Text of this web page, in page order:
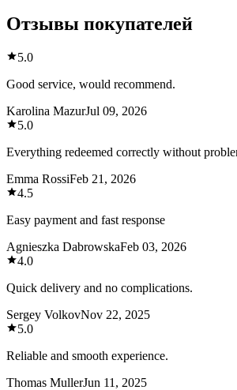
Отзывы покупателей
5.0
Good service, would recommend.
Karolina MazurJul 09, 2026
5.0
Everything redeemed correctly without
Emma RossiFeb 21, 2026
4.5
Easy payment and fast response
Agnieszka DabrowskaFeb 03, 2026
4.0
Quick delivery and no complications.
Sergey VolkovNov 22, 2025
5.0
Reliable and smooth experience.
Thomas MullerJun 11, 2025